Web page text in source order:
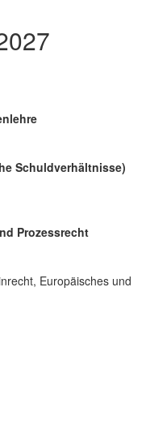
Schuldverhältnisse)
Prozessrecht
Europäisches und